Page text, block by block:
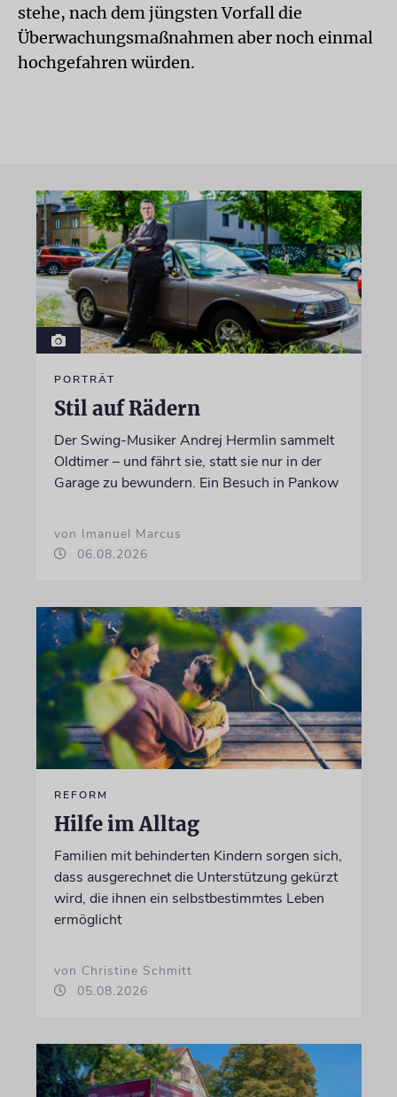
stehe, nach dem jüngsten Vorfall die
Überwachungsmaßnahmen aber noch einmal
hochgefahren würden.
PORTRÄT
Stil auf Rädern
Der Swing-Musiker Andrej Hermlin sammelt
Oldtimer – und fährt sie, statt sie nur in der
Garage zu bewundern. Ein Besuch in Pankow
von Imanuel Marcus
06.08.2026
REFORM
Hilfe im Alltag
Familien mit behinderten Kindern sorgen sich,
dass ausgerechnet die Unterstützung gekürzt
wird, die ihnen ein selbstbestimmtes Leben
ermöglicht
von Christine Schmitt
05.08.2026